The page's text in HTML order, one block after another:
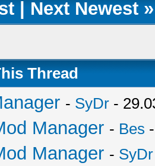
Next Newest »
Thread
- SyDr -
Manager - Bes
Manager - SyDr